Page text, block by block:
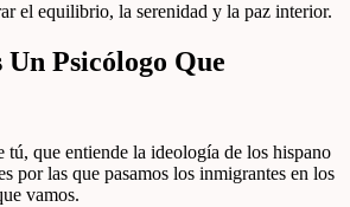
el equilibrio, la serenidad y la paz interior.
Un Psicólogo Que
tú, que entiende la ideología de los hispano
por las que pasamos los inmigrantes en los
vamos.